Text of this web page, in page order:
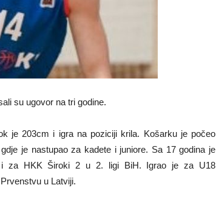
su ugovor na tri godine.
je 203cm i igra na poziciji krila. Košarku je počeo
je nastupao za kadete i juniore. Sa 17 godina je
i za HKK Široki 2 u 2. ligi BiH. Igrao je za U18
u Latviji.